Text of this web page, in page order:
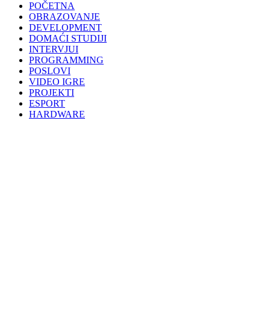
POČETNA
OBRAZOVANJE
DEVELOPMENT
DOMAĆI STUDIJI
INTERVJUI
PROGRAMMING
POSLOVI
VIDEO IGRE
PROJEKTI
ESPORT
HARDWARE